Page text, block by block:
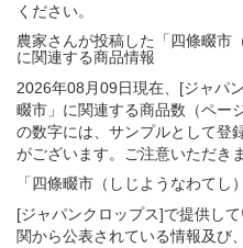
ください。
農家さんが投稿した「四條畷市
に関連する商品情報
2026年08月09日現在、[ジャパ
畷市」に関連する商品数（ペー
の数字には、サンプルとして登
がございます。ご注意いただき
「四條畷市（しじようなわてし）
[ジャパンクロップス]で提供し
関から公表されている情報及び